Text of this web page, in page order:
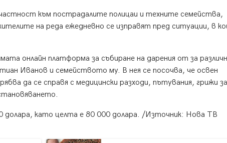
към пострадалите полицаи и техните семейства,
на реда ежедневно се изправят пред ситуации, в
онлайн платформа за събиране на дарения от за
Иванов и семейството му. В нея се посочва, че освен
да се справя с медицински разходи, пътувания, грижи
долара, като целта е 80 000 долара. /Източник: Нова ТВ